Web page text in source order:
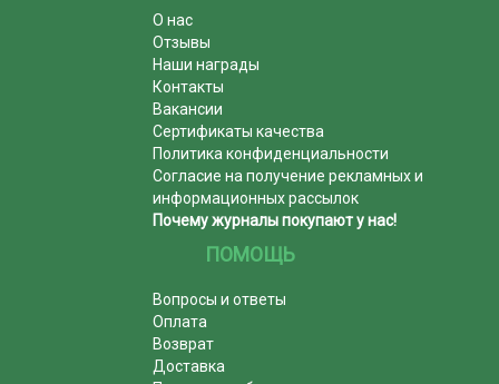
О нас
Отзывы
Наши награды
Контакты
Вакансии
Сертификаты качества
Политика конфиденциальности
Согласие на получение рекламных и
информационных рассылок
Почему журналы покупают у нас!
ПОМОЩЬ
Вопросы и ответы
Оплата
Возврат
Доставка